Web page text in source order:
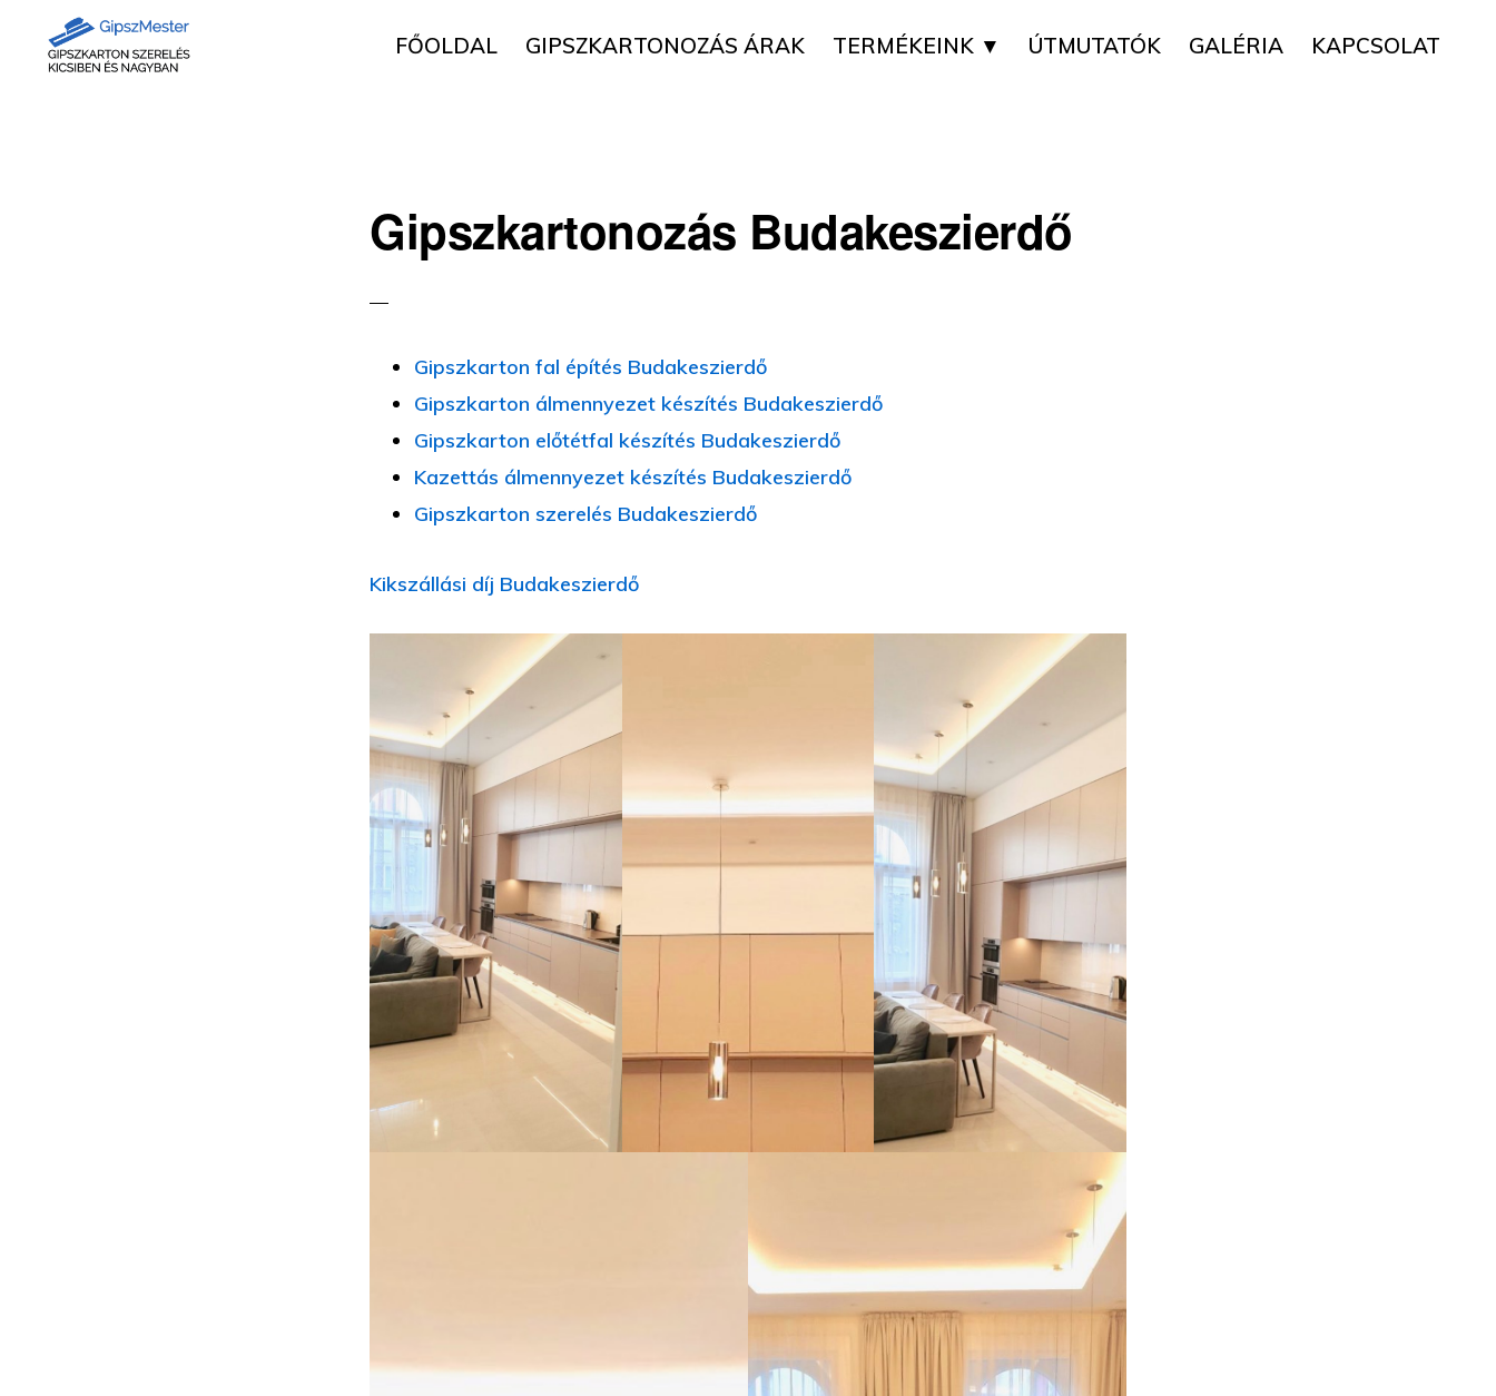
FŐOLDAL GIPSZKARTONOZÁS ÁRAK TERMÉKEINK ▼ ÚTMUTATÓK GALÉRIA KAPCSOLAT
Gipszkartonozás Budakeszierdő
Gipszkarton fal építés Budakeszierdő
Gipszkarton álmennyezet készítés Budakeszierdő
Gipszkarton előtétfal készítés Budakeszierdő
Kazettás álmennyezet készítés Budakeszierdő
Gipszkarton szerelés Budakeszierdő
Kikszállási díj Budakeszierdő